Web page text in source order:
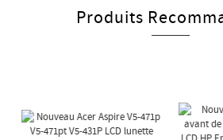
Produits